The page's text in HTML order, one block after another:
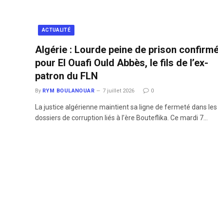
ACTUALITÉ
Algérie : Lourde peine de prison
pour El Ouafi Ould Abbès, le fils de l’ex-
patron du FLN
By RYM BOULANOUAR 7 juillet 2026 0
La justice algérienne maintient sa ligne de fermeté dans les
dossiers de corruption liés à l’ère Bouteflika. Ce mardi 7…